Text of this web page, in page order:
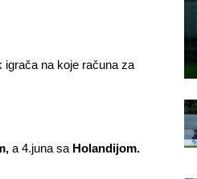
igrača na koje računa za
a 4.juna sa Holandijom.